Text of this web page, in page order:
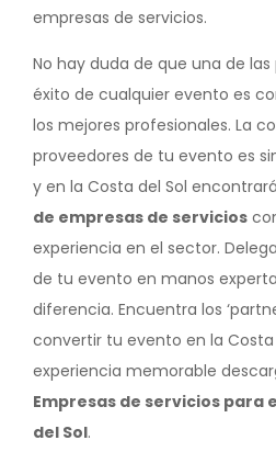
empresas de servicios.
No hay duda de que una de
éxito de cualquier evento es
los mejores profesionales. La
proveedores de tu evento es
y en la Costa del Sol
de empresas de servicios
experiencia en el sector.
de tu evento en manos
diferencia. Encuentra los
convertir tu evento en la Costa
experiencia memorable
Empresas de servicios para
del Sol.